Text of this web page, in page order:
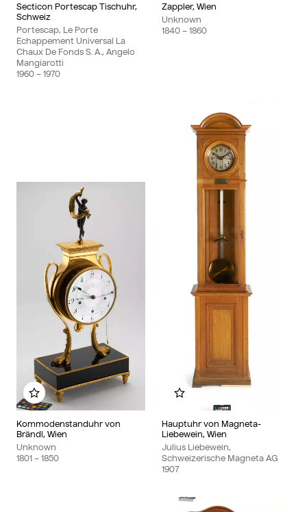
Secticon Portescap Tischuhr,
Schweiz
Portescap, Le Porte
Echappement Universal La
Chaux De Fonds S. A., Angelo
Mangiarotti
1960 – 1970
Zappler, Wien
Unknown
1840 – 1860
Kommodenstanduhr von
Brändl, Wien
Unknown
1801 – 1850
Add to my album
Hauptuhr von Magneta-
Liebewein, Wien
Julius Liebewein,
Schweizerische Magneta AG
1907
Add to my album